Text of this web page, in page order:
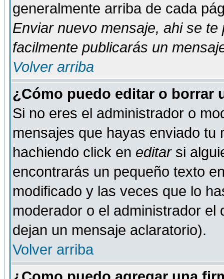
generalmente arriba de cada
Enviar nuevo mensaje, ahi se te
facilmente publicarás un
Volver arriba
¿Cómo puedo editar o borrar
Si no eres el administrador o
mensajes que hayas enviado tu
hachiendo click en editarsi
encontrarás un pequeño texto
modificado y las veces que lo
moderador o el administrador
dejan un mensaje aclaratorio).
Volver arriba